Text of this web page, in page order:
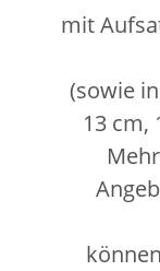
mit
(sowie
13 cm,